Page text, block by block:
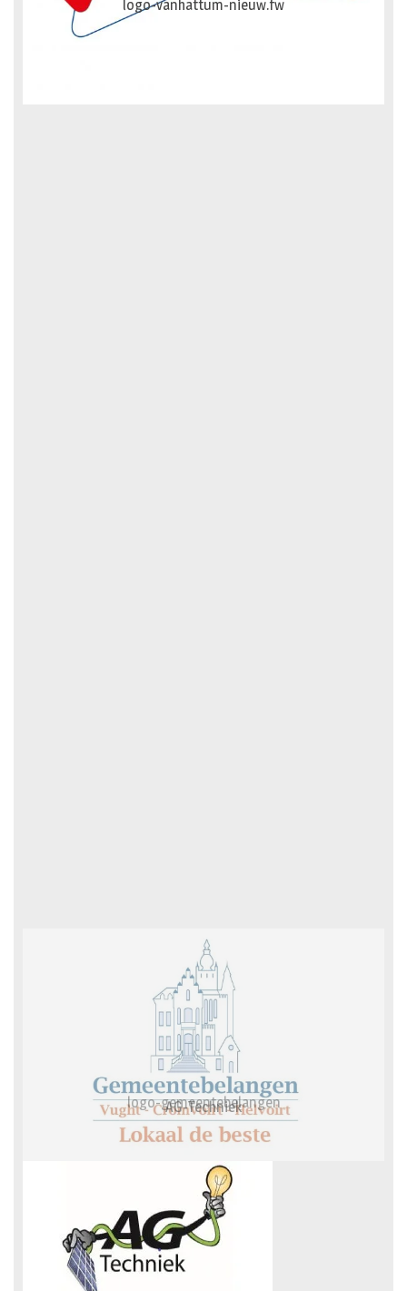
logo-vanhattum-nieuw.fw
AG-Techniek